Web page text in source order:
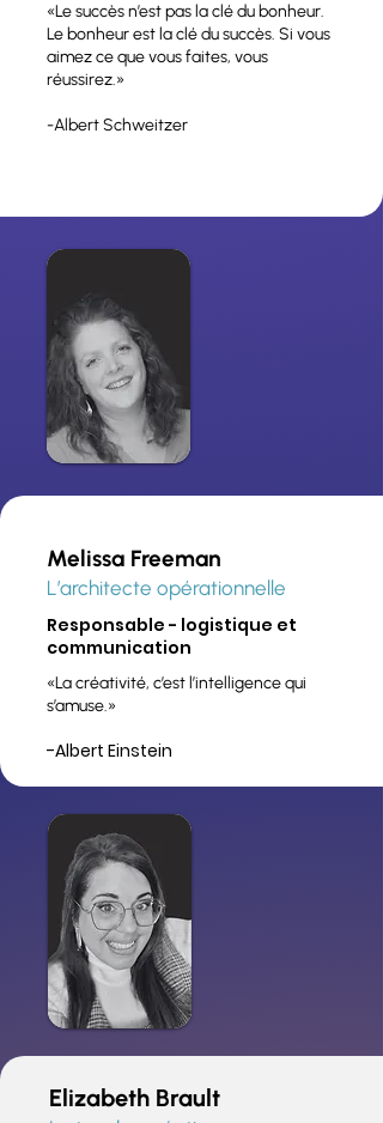
«Le succès n’est pas la clé du bonheur.
Le bonheur est la clé du succès. Si vous
aimez ce que vous faites, vous
réussirez.»
-Albert Schweitzer
Melissa Freeman
L’architecte opérationnelle
Responsable - logistique et
communication
«La créativité, c’est l’intelligence qui
s’amuse.»
-Albert Einstein
Elizabeth Brault